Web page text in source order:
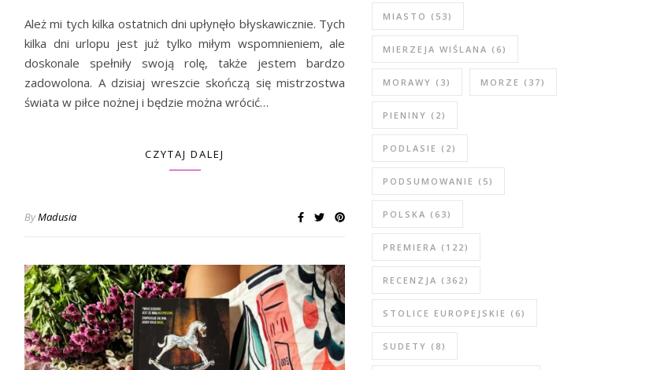
Ależ mi tych kilka ostatnich dni upłynęło błyskawicznie. Tych
kilka dni urlopu jest już tylko miłym wspomnieniem, ale
doskonale spełniły swoją rolę, także jestem bardzo
zadowolona. A dzisiaj wreszcie skończą się mistrzostwa
świata w piłce nożnej i będzie można wrócić…
CZYTAJ DALEJ
ByMadusia
MIASTO (53)
MIERZEJA WIŚLANA (6)
MORAWY (3) MORZE (37)
PIENINY (2)
PODLASIE (2)
PODSUMOWANIE (5)
POLSKA (63)
PREMIERA (122)
RECENZJA (362)
STOLICE EUROPEJSKIE (6)
SUDETY (8)